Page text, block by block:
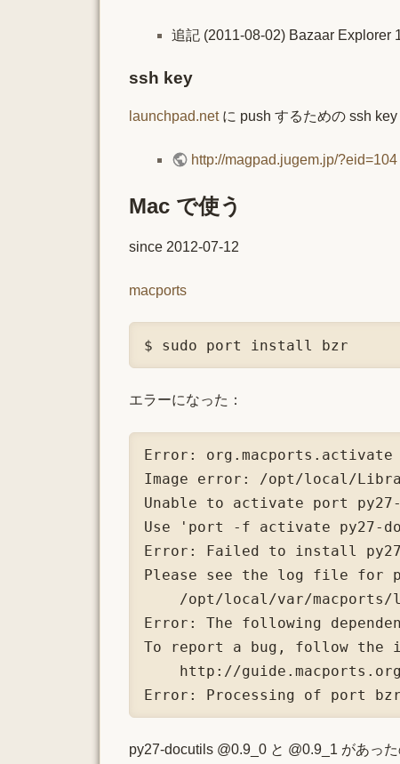
追記 (2011-08-02) Bazaar Explorer
ssh key
launchpad.netに push するための ssh
http://magpad.jugem.jp/?eid=104
Mac で使う
since 2012-07-12
macports
$ sudo port install bzr
エラーになった：
Error:
Image error: /opt/local/
Unable to activate port
Use 'port -f activate py27-
Error: Failed to install
Please see the log file for
/opt/local/var/
Error: The following
To report a bug, follow the
http://
Error: Processing of port
py27-docutils @0.9_0 と @0.9_1 があっ